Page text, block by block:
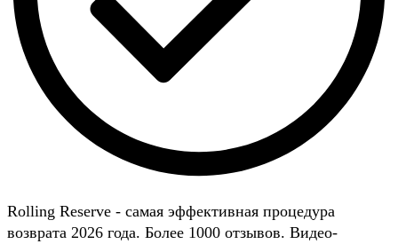
Rolling Reserve - самая эффективная процедура
возврата 2026 года. Более 1000 отзывов. Видео-